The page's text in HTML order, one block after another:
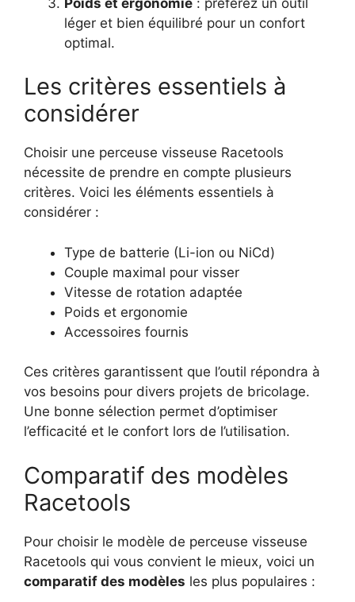
léger et bien équilibré pour un confort
optimal.
Les critères essentiels à
considérer
Choisir une perceuse visseuse Racetools
nécessite de prendre en compte plusieurs
critères. Voici les éléments essentiels à
considérer :
Type de batterie (Li-ion ou NiCd)
Couple maximal pour visser
Vitesse de rotation adaptée
Poids et ergonomie
Accessoires fournis
Ces critères garantissent que l’outil répondra à
vos besoins pour divers projets de bricolage.
Une bonne sélection permet d’optimiser
l’efficacité et le confort lors de l’utilisation.
Comparatif des modèles
Racetools
Pour choisir le modèle de perceuse visseuse
Racetools qui vous convient le mieux, voici un
comparatif des modèles les plus populaires :